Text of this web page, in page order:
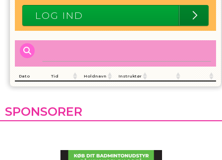
Dato Tid Holdnavn Instruktør
SPONSORER